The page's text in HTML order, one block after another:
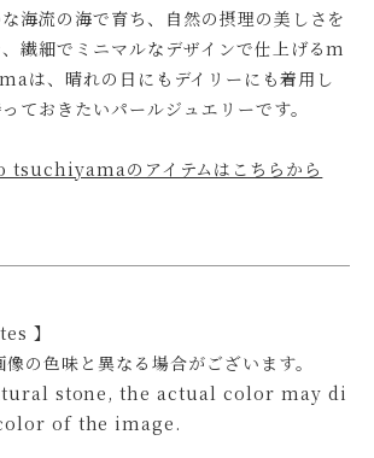
海流の海で育ち、自然の摂理の美しさを
繊細でミニマルなデザインで仕上げるm
、晴れの日にもデイリーにも着用し
ておきたいパールジュエリーです。
のアイテムはこちらから
】
の色味と異なる場合がございます。
stone, the actual color may di
of the image.